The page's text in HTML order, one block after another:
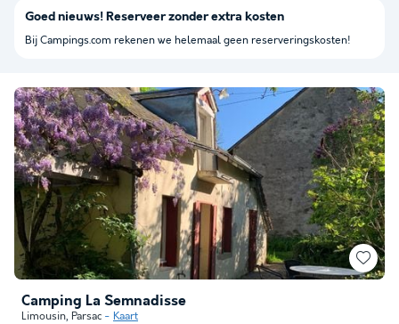
Camping La Semnadisse
Limousin, Parsac
Kaart
Goed nieuws! Reserveer zonder extra kosten
Bij Campings.com rekenen we helemaal geen reserveringskosten!